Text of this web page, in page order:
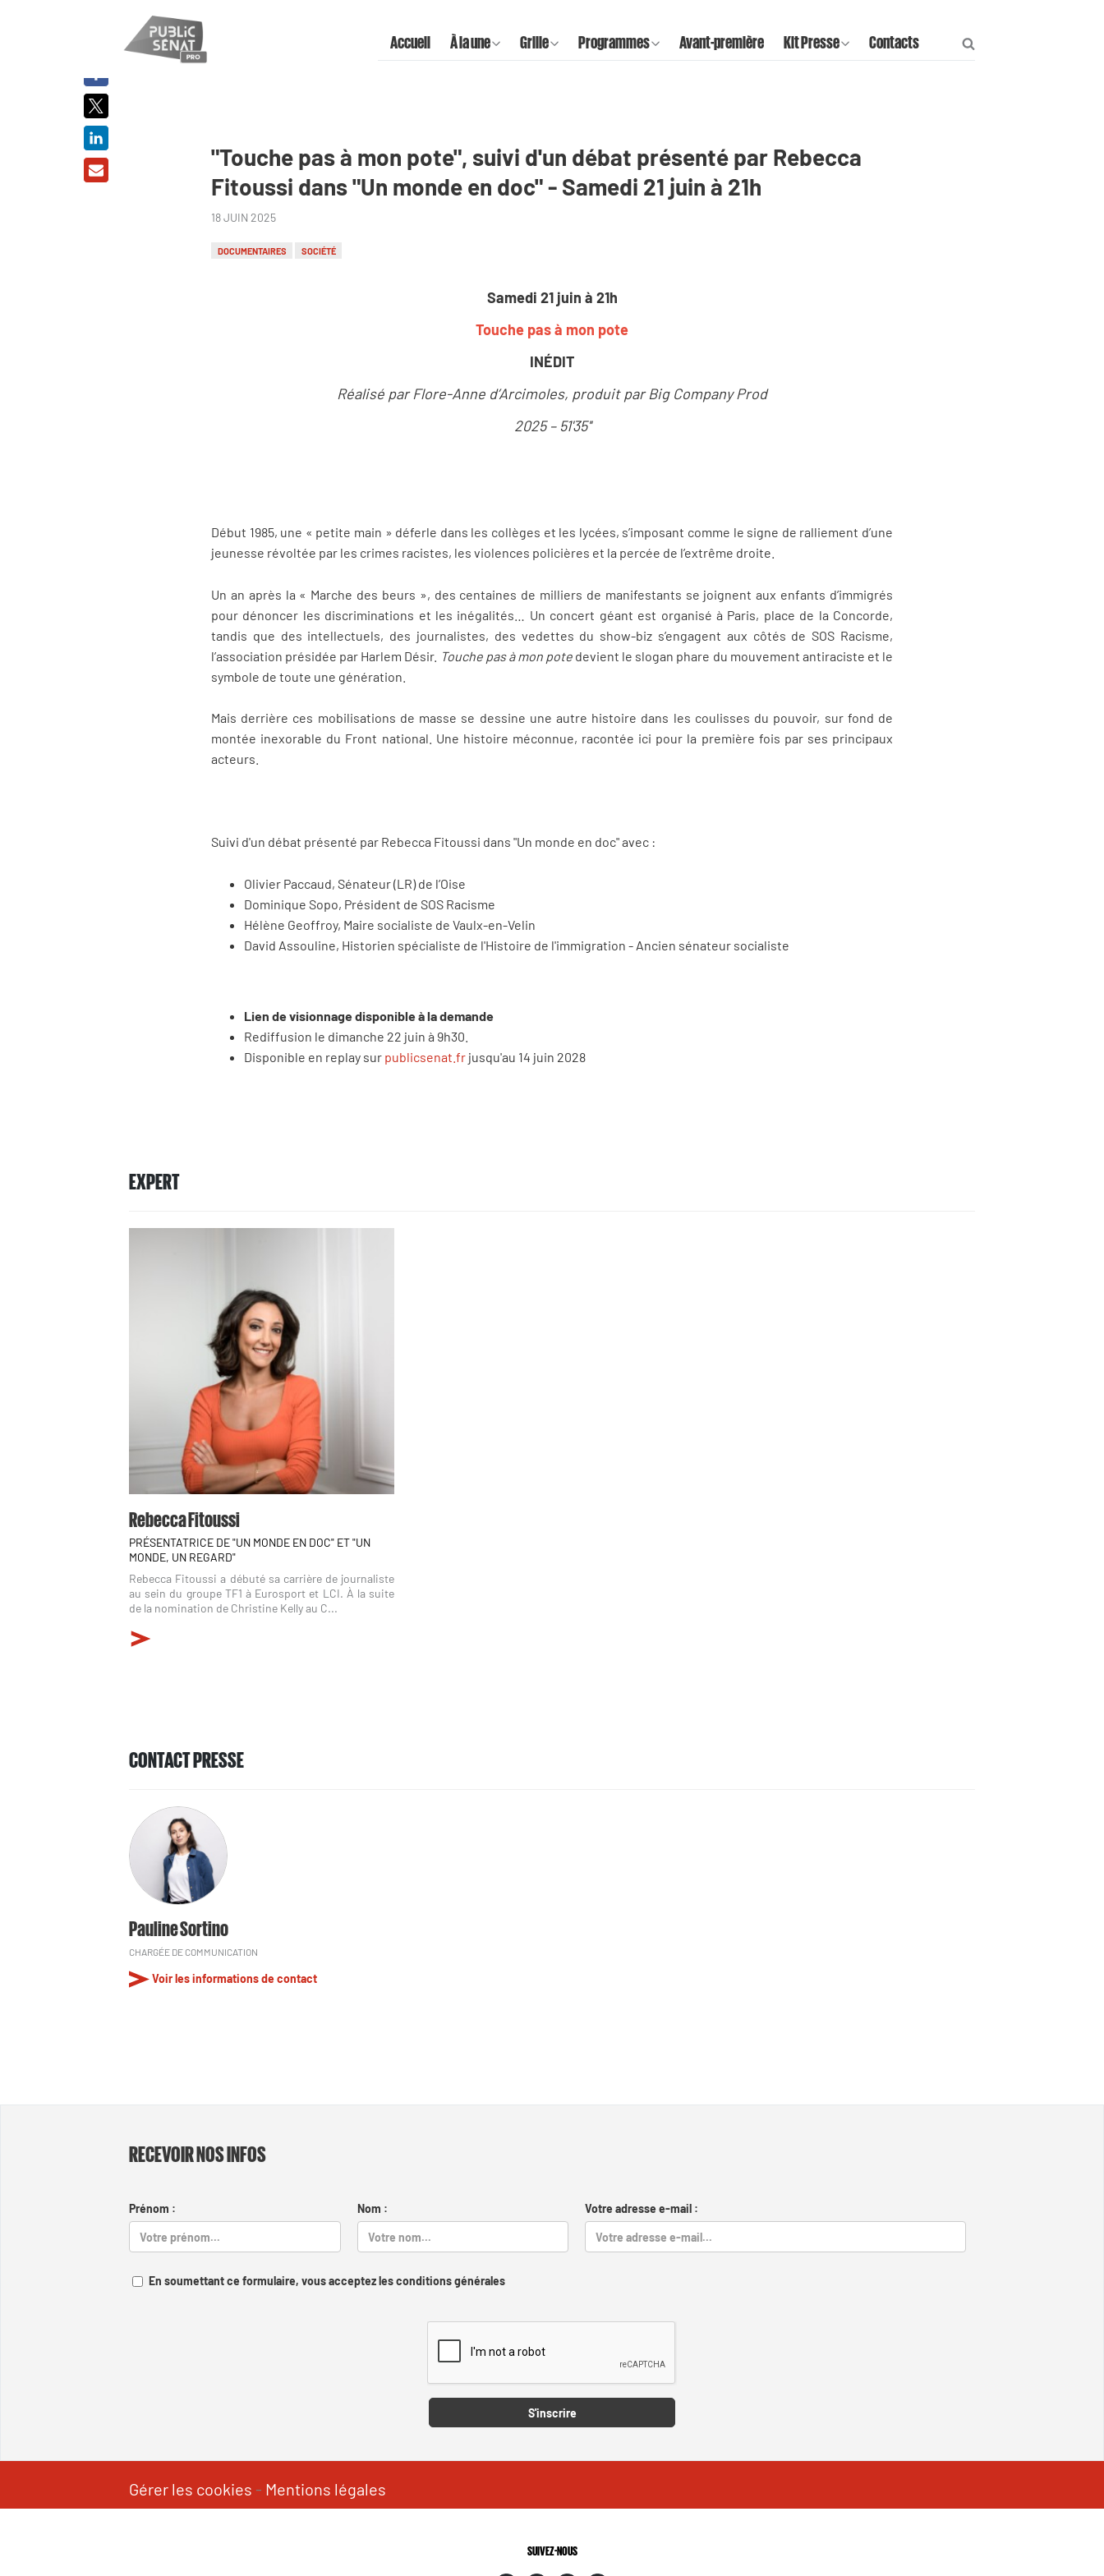
Accueil À la une Grille Programmes Avant-première Kit Presse Contacts
"Touche pas à mon pote", suivi d'un débat présenté par Rebecca
Fitoussi dans "Un monde en doc" - Samedi 21 juin à 21h
18 JUIN 2025
DOCUMENTAIRES SOCIÉTÉ
Samedi 21 juin à 21h
Touche pas à mon pote
INÉDIT
Réalisé par Flore-Anne d’Arcimoles, produit par Big Company Prod
2025 – 51'35''
Début 1985, une « petite main » déferle dans les collèges et les lycées, s’imposant comme le signe de ralliement d’une
jeunesse révoltée par les crimes racistes, les violences policières et la percée de l’extrême droite.
Un an après la « Marche des beurs », des centaines de milliers de manifestants se joignent aux enfants d’immigrés
pour dénoncer les discriminations et les inégalités… Un concert géant est organisé à Paris, place de la Concorde,
tandis que des intellectuels, des journalistes, des vedettes du show-biz s’engagent aux côtés de SOS Racisme,
l’association présidée par Harlem Désir. Touche pas à mon pote devient le slogan phare du mouvement antiraciste et le
symbole de toute une génération.
Mais derrière ces mobilisations de masse se dessine une autre histoire dans les coulisses du pouvoir, sur fond de
montée inexorable du Front national. Une histoire méconnue, racontée ici pour la première fois par ses principaux
acteurs.
Suivi d'un débat présenté par Rebecca Fitoussi dans "Un monde en doc" avec :
Olivier Paccaud, Sénateur (LR) de l’Oise
Dominique Sopo, Président de SOS Racisme
Hélène Geoffroy, Maire socialiste de Vaulx-en-Velin
David Assouline, Historien spécialiste de l'Histoire de l'immigration - Ancien sénateur socialiste
Lien de visionnage disponible à la demande
Rediffusion le dimanche 22 juin à 9h30.
Disponible en replay sur publicsenat.fr jusqu'au 14 juin 2028
EXPERT
Rebecca Fitoussi
PRÉSENTATRICE DE "UN MONDE EN DOC" ET "UN
MONDE, UN REGARD"
Rebecca Fitoussi a débuté sa carrière de journaliste
au sein du groupe TF1 à Eurosport et LCI. À la suite
de la nomination de Christine Kelly au C...
CONTACT PRESSE
Pauline Sortino
CHARGÉE DE COMMUNICATION
Voir les informations de contact
RECEVOIR NOS INFOS
Prénom : Nom : Votre adresse e-mail :
En soumettant ce formulaire, vous acceptez les conditions générales
S'inscrire
Gérer les cookies - Mentions légales
SUIVEZ-NOUS